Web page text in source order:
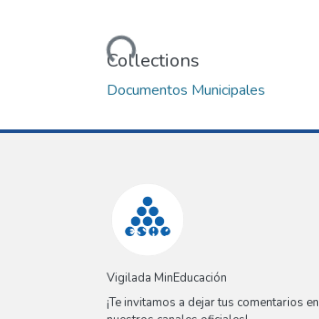
Loading...
Collections
Documentos Municipales
Vigilada MinEducación
¡Te invitamos a dejar tus comentarios en